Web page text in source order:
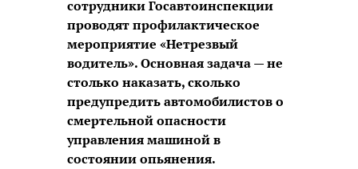
сотрудники Госавтоинспекции
проводят профилактическое
мероприятие «Нетрезвый
водитель». Основная задача — не
столько наказать, сколько
предупредить автомобилистов о
смертельной опасности
управления машиной в
состоянии опьянения.